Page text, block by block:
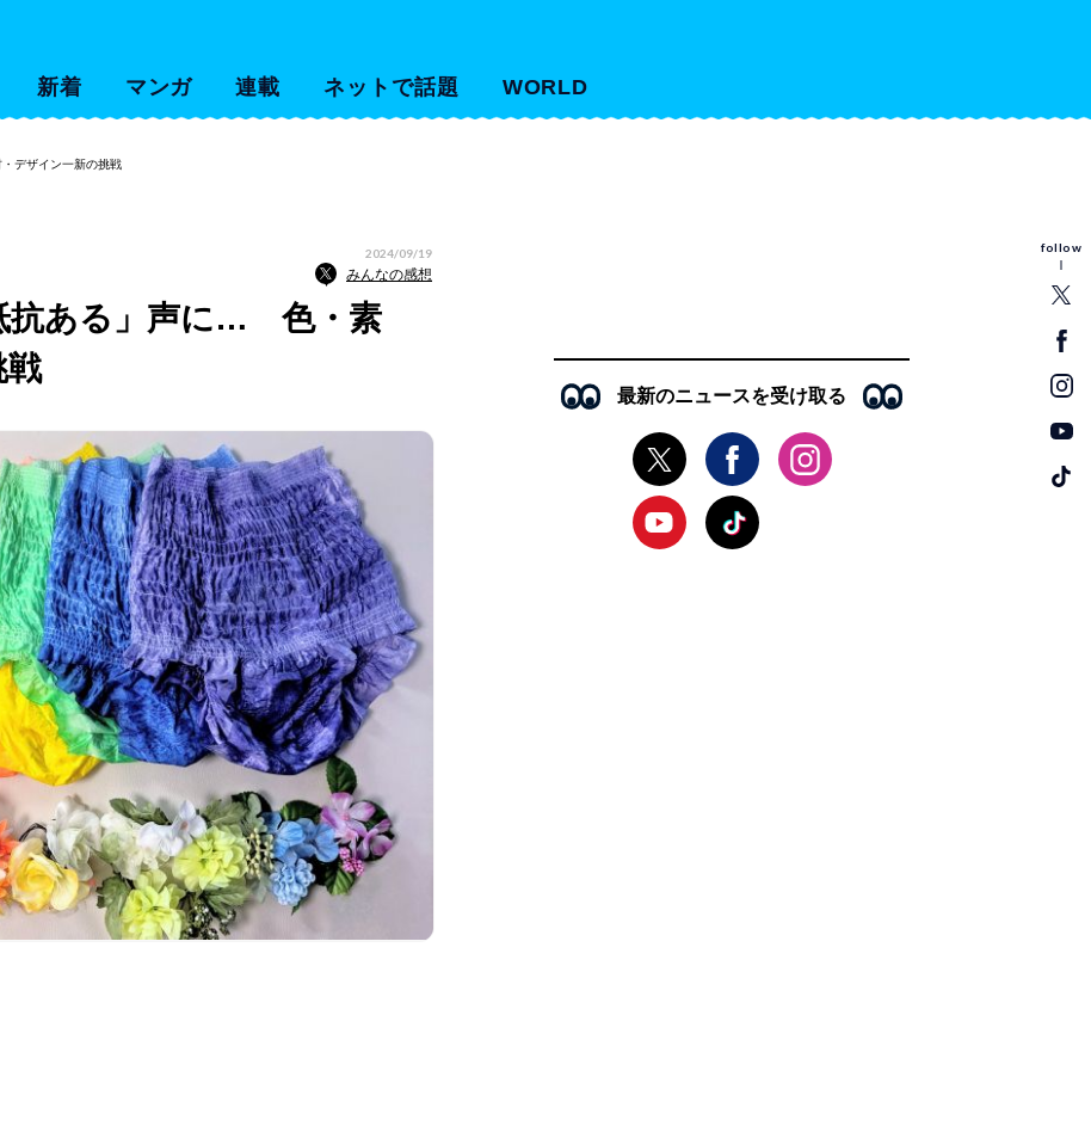
新着 マンガ 連載 ネットで話題 WORLD
follow
デザイン一新の挑戦
2024/09/19
みんなの感想
抗ある」声に… 色・素
戦
最新のニュースを受け取る